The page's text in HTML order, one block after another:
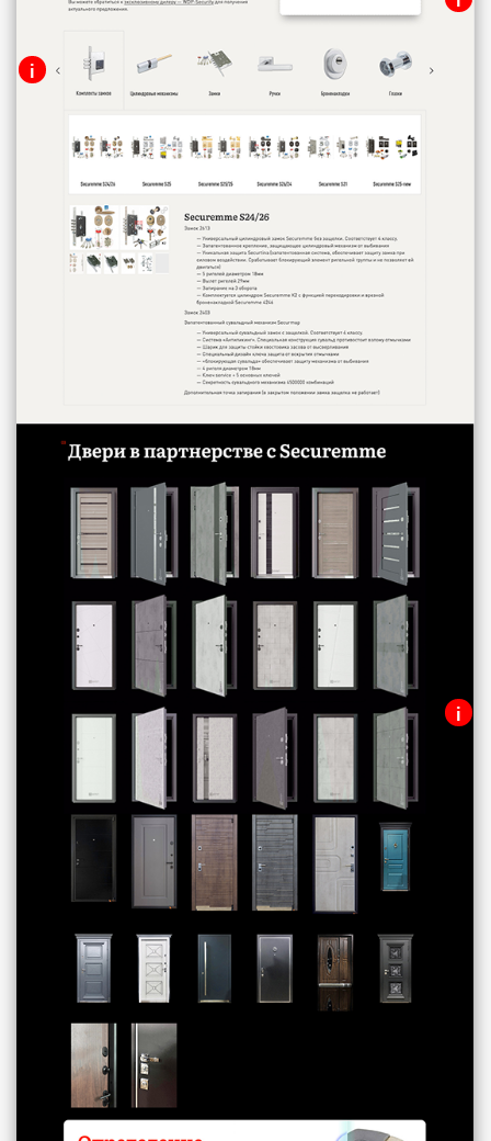
i
Слайдер с основными категориями
Текстовый блок с возможностью скачать
i
Ассортимент дверей, которые